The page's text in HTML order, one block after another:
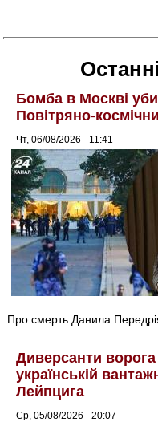
Бомба в Москві
Повітряно-
Чт, 06/08/2026 - 11:41
Про смерть Данила
Диверсанти ворога
українській
Лейпцига
Ср, 05/08/2026 - 20:07